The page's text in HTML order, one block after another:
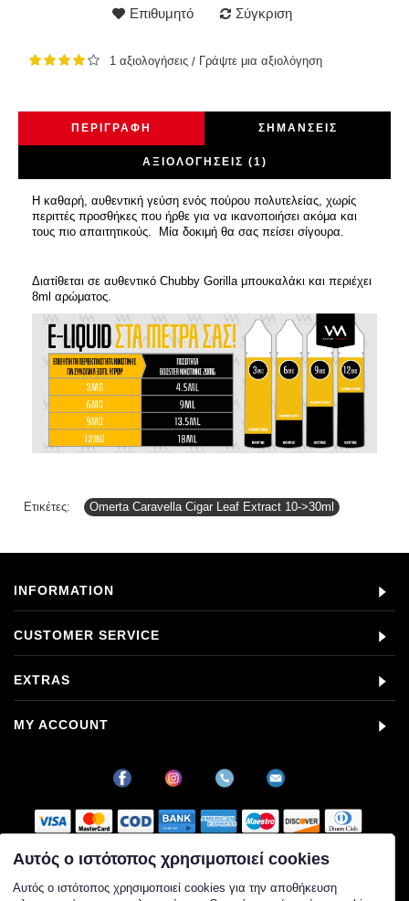
Επιθυμητό Σύγκριση
1 αξιολογήσεις / Γράψτε μια αξιολόγηση
ΠΕΡΙΓΡΑΦΉ ΣΗΜΆΝΣΕΙΣ
ΑΞΙΟΛΟΓΉΣΕΙΣ (1)
Η καθαρή, αυθεντική γεύση ενός πούρου πολυτελείας, χωρίς
περιττές προσθήκες που ήρθε για να ικανοποιήσει ακόμα και
τους πιο απαιτητικούς. Μία δοκιμή θα σας πείσει σίγουρα.
Διατίθεται σε αυθεντικό Chubby Gorilla μπουκαλάκι και περιέχει
8ml αρώματος.
Ετικέτες: Omerta Caravella Cigar Leaf Extract 10->30ml
INFORMATION
CUSTOMER SERVICE
EXTRAS
MY ACCOUNT
Στοιχεία εταιρείας
Αυτός ο ιστότοπος χρησιμοποιεί cookies
Αυτός ο ιστότοπος χρησιμοποιεί cookies για την αποθήκευση